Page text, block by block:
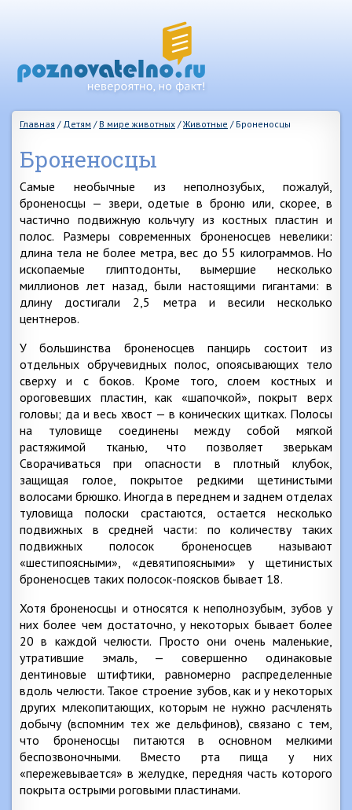
Главная / Детям / В мире животных /Животные / Броненосцы
Броненосцы
Самые необычные из неполнозубых, пожалуй,
броненосцы — звери, одетые в броню или, скорее, в
частично подвижную кольчугу из костных пластин и
полос. Размеры современных броненосцев невелики:
длина тела не более метра, вес до 55 килограммов. Но
ископаемые глиптодонты, вымершие несколько
миллионов лет назад, были настоящими гигантами: в
длину достигали 2,5 метра и весили несколько
центнеров.
У большинства броненосцев панцирь состоит из
отдельных обручевидных полос, опоясывающих тело
сверху и с боков. Кроме того, слоем костных и
ороговевших пластин, как «шапочкой», покрыт верх
головы; да и весь хвост — в конических щитках. Полосы
на туловище соединены между собой мягкой
растяжимой тканью, что позволяет зверькам
Сворачиваться при опасности в плотный клубок,
защищая голое, покрытое редкими щетинистыми
волосами брюшко. Иногда в переднем и заднем отделах
туловища полоски срастаются, остается несколько
подвижных в средней части: по количеству таких
подвижных полосок броненосцев называют
«шестипоясными», «девятипоясными» у щетинистых
броненосцев таких полосок-поясков бывает 18.
Хотя броненосцы и относятся к неполнозубым, зубов у
них более чем достаточно, у некоторых бывает более
20 в каждой челюсти. Просто они очень маленькие,
утратившие эмаль, — совершенно одинаковые
дентиновые штифтики, равномерно распределенные
вдоль челюсти. Такое строение зубов, как и у некоторых
других млекопитающих, которым не нужно расчленять
добычу (вспомним тех же дельфинов), связано с тем,
что броненосцы питаются в основном мелкими
беспозвоночными. Вместо рта пища у них
«пережевывается» в желудке, передняя часть которого
покрыта острыми роговыми пластинами.